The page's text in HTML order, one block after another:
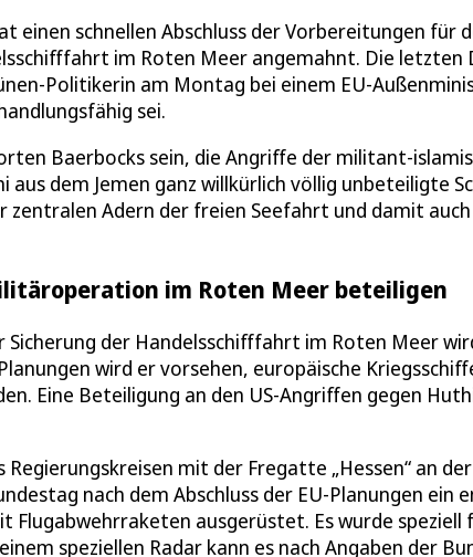
einen schnellen Abschluss der Vorbereitungen für
im Roten Meer angemahnt. Die
Politikerin am Montag bei einem EU-
sei.
Baerbocks sein, die Angriffe der militant-
aus dem Jemen ganz willkürlich völlig unbeteiligte
zentralen Adern der freien Seefahrt und damit
im Roten Meer beteiligen
Sicherung der Handelsschifffahrt im Roten Meer
wird er vorsehen, europäische
Eine Beteiligung an den US-Angriffen gegen
Regierungskreisen mit der Fregatte „Hessen“ an
nach dem Abschluss der EU-Planungen ein
ausgerüstet. Es wurde speziell
speziellen Radar kann es nach Angaben der